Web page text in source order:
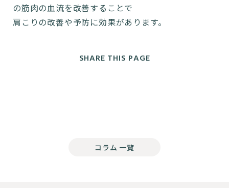
の筋肉の血流を改善することで
肩こりの改善や予防に効果があります。
SHARE THIS PAGE
コラム 一覧